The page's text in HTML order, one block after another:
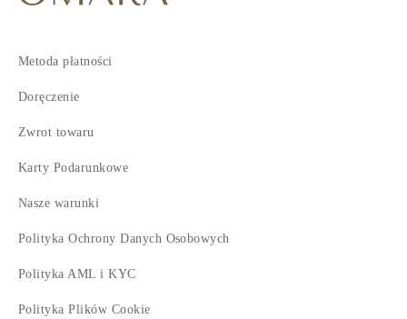
Metoda płatności
Doręczenie
Zwrot towaru
Karty Podarunkowe
Nasze warunki
Polityka Ochrony Danych Osobowych
Polityka AML i KYC
Polityka Plików Cookie